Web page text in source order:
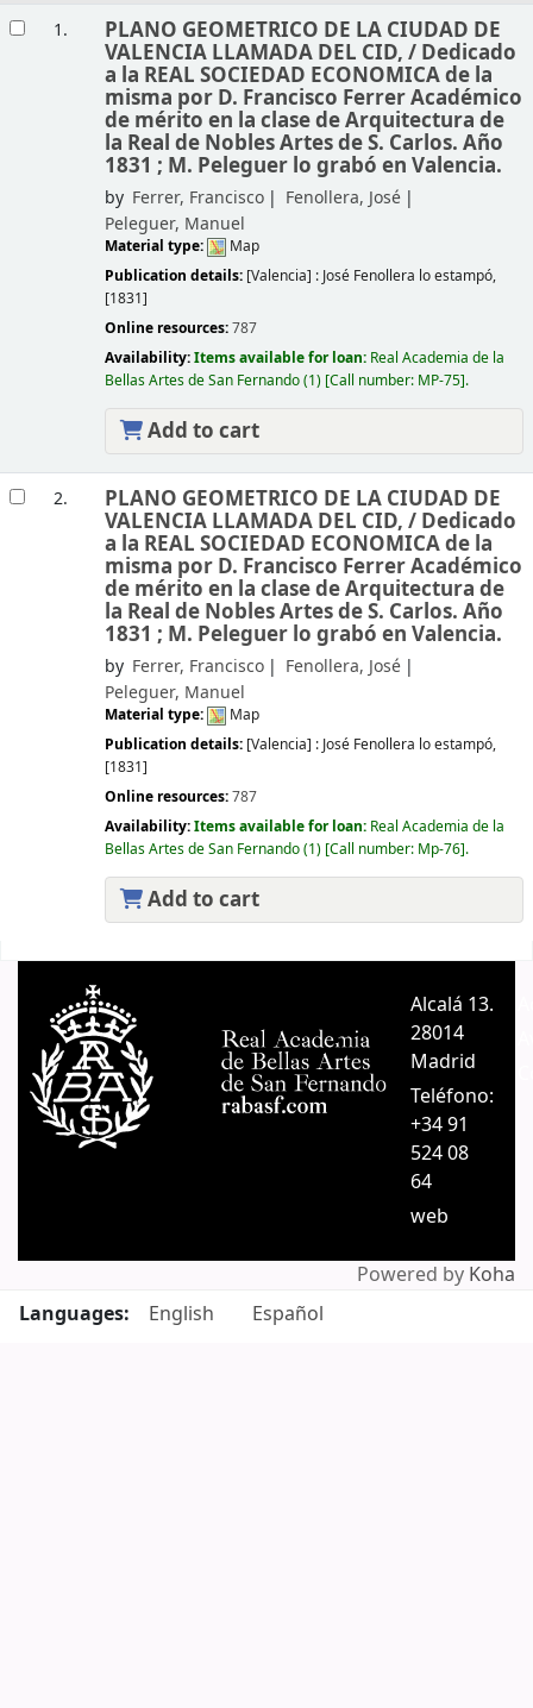
1. PLANO GEOMETRICO DE LA CIUDAD DE
VALENCIA LLAMADA DEL CID, / Dedicado
a la REAL SOCIEDAD ECONOMICA de la
misma por D. Francisco Ferrer Académico
de mérito en la clase de Arquitectura de
la Real de Nobles Artes de S. Carlos. Año
1831 ; M. Peleguer lo grabó en Valencia.
by Ferrer, Francisco
Fenollera, José
Peleguer, Manuel
Material type:
Map
Publication details: [Valencia] : José Fenollera lo estampó,
[1831]
Online resources:787
Availability:Items available for loan: Real Academia de la
Bellas Artes de San Fernando(1) Call number: MP-75 .
Add to cart
2. PLANO GEOMETRICO DE LA CIUDAD DE
VALENCIA LLAMADA DEL CID, / Dedicado
a la REAL SOCIEDAD ECONOMICA de la
misma por D. Francisco Ferrer Académico
de mérito en la clase de Arquitectura de
la Real de Nobles Artes de S. Carlos. Año
1831 ; M. Peleguer lo grabó en Valencia.
by Ferrer, Francisco
Fenollera, José
Peleguer, Manuel
Material type:
Map
Publication details: [Valencia] : José Fenollera lo estampó,
[1831]
Online resources:787
Availability:Items available for loan: Real Academia de la
Bellas Artes de San Fernando(1) Call number: Mp-76 .
Add to cart
Alcalá 13.
28014
Madrid
Teléfono:
+34 91
524 08
64
web
Powered by Koha
Languages:
English Español